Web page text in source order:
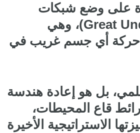
على وضع شبكات
استشعار دائمة (مثل مشروع Great Underwater Wall)، وهي
حركة أي جسم غريب في
بل هو إعادة هندسة
قاع المحيطات،
الاستراتيجية الأخيرة